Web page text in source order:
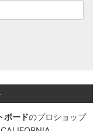
ボードのプロショップ